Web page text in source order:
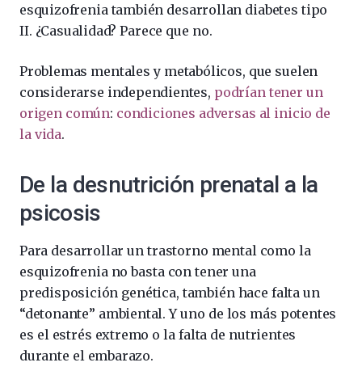
esquizofrenia también desarrollan diabetes tipo
II. ¿Casualidad? Parece que no.
Problemas mentales y metabólicos, que suelen
considerarse independientes, podrían tener un
origen común: condiciones adversas al inicio de
la vida.
De la desnutrición prenatal a la
psicosis
Para desarrollar un trastorno mental como la
esquizofrenia no basta con tener una
predisposición genética, también hace falta un
“detonante” ambiental. Y uno de los más potentes
es el estrés extremo o la falta de nutrientes
durante el embarazo.